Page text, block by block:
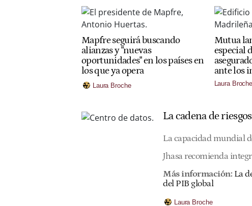
Mapfre seguirá buscando
alianzas y "nuevas
oportunidades" en los países en
los que ya opera
Laura Broche
Mutua
especial
ante los
Laura Broche
La cadena de
La capacidad mundial
Jhasa recomienda
Más información: La
del PIB global
Laura Broche